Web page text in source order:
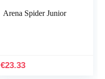
Arena Spider Junior
€23.33